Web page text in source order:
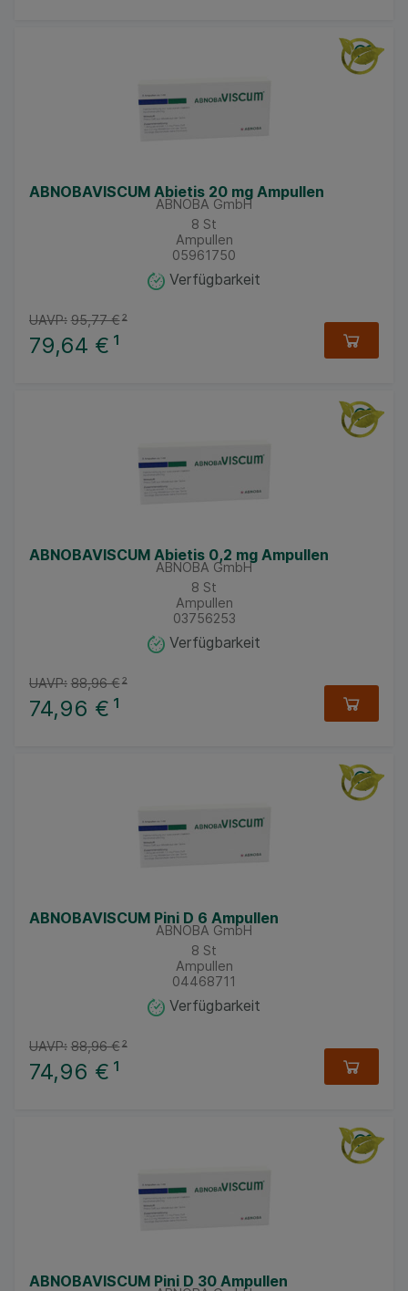
ABNOBAVISCUM Abietis 20 mg Ampullen
ABNOBA GmbH
8 St
Ampullen
05961750
Verfügbarkeit
79,64 € ¹
UAVP: 95,77 €²
ABNOBAVISCUM Abietis 0,2 mg Ampullen
ABNOBA GmbH
8 St
Ampullen
03756253
Verfügbarkeit
74,96 € ¹
UAVP: 88,96 €²
ABNOBAVISCUM Pini D 6 Ampullen
ABNOBA GmbH
8 St
Ampullen
04468711
Verfügbarkeit
74,96 € ¹
UAVP: 88,96 €²
ABNOBAVISCUM Pini D 30 Ampullen